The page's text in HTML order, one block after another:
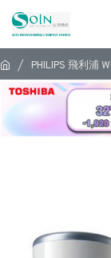
PHILIPS 飛利浦